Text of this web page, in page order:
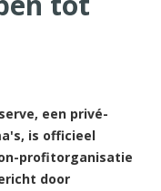
een privé-
is officieel
profitorganisatie
door